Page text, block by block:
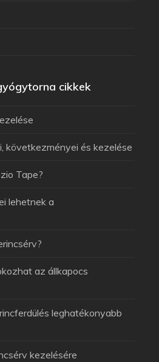
cikkek
következményei és kezelése
Tape?
lehetnek a
az állkapocs
leghatékonyabb
kezelésére